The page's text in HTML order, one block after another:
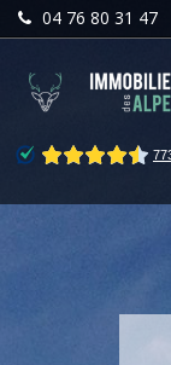
04 76 80 31 47